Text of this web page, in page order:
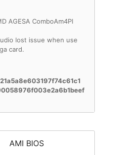
AGESA ComboAm4PI
lost issue when use
card.
AMI BIOS